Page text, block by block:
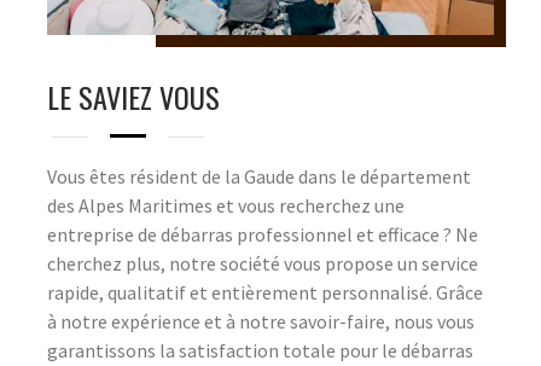
LE SAVIEZ VOUS
Vous êtes résident de la Gaude dans le département
des Alpes Maritimes et vous recherchez une
entreprise de débarras professionnel et efficace ? Ne
cherchez plus, notre société vous propose un service
rapide, qualitatif et entièrement personnalisé. Grâce
à notre expérience et à notre savoir-faire, nous vous
garantissons la satisfaction totale pour le débarras